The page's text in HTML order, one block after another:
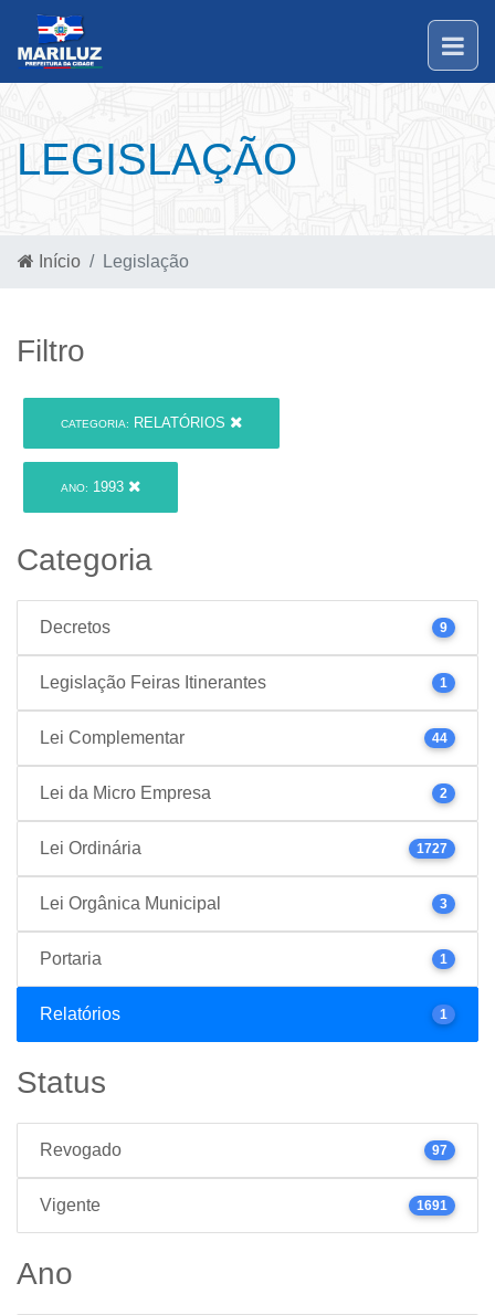
LEGISLAÇÃO
Início Legislação
Filtro
CATEGORIA: RELATÓRIOS
ANO: 1993
Categoria
Decretos 9
Legislação Feiras Itinerantes 1
Lei Complementar 44
Lei da Micro Empresa 2
Lei Ordinária 1727
Lei Orgânica Municipal 3
Portaria 1
Relatórios 1
Status
Revogado 97
Vigente 1691
Ano